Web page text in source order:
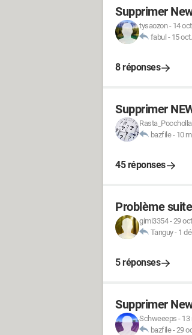
Supprimer
tysaozon- 14
fabul - 15
8 réponses
Supprimer
bazfile- 10
45 réponses
Problème
gimi3354-29
Tanguy- 1
5 réponses
Supprimer
Schweeeps - 13
bazfile-29